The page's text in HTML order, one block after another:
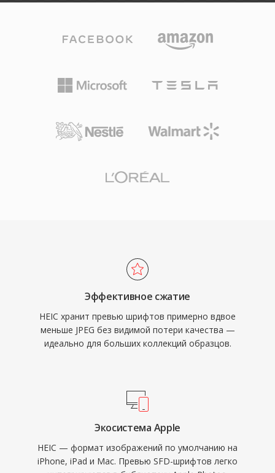
Эффективное сжатие
HEIC хранит превью шрифтов примерно вдвое
меньше JPEG без видимой потери качества —
идеально для больших коллекций образцов.
Экосистема Apple
HEIC — формат изображений по умолчанию на
iPhone, iPad и Mac. Превью SFD-шрифтов легко